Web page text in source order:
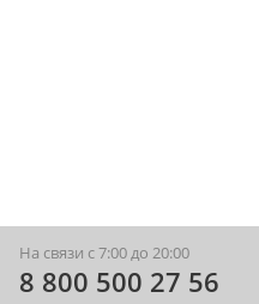
На связи с 7:00 до 20:00
8 800 500 27 56